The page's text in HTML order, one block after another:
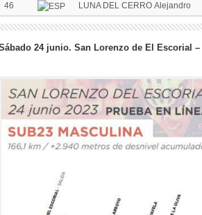
46 LUNA DEL CERRO Alejandro
24 junio. San Lorenzo de El Escorial